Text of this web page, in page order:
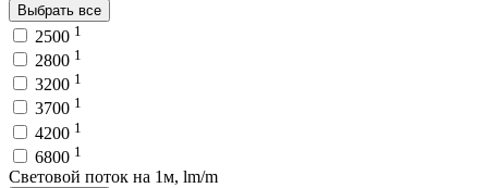
Выбрать все
2500 1
2800 1
3200 1
3700 1
4200 1
6800 1
Световой поток на 1м, lm/m